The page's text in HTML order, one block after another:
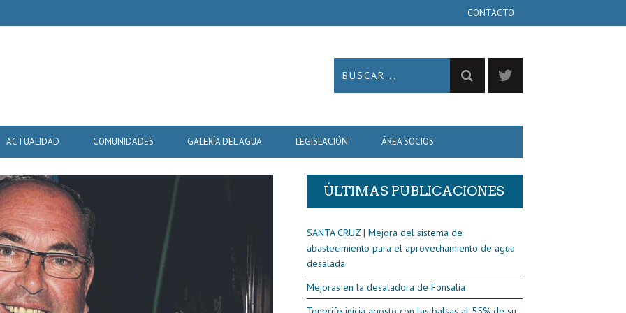
CONTACTO
ACTUALIDAD COMUNIDADES GALERÍA DEL AGUA LEGISLACIÓN ÁREA SOCIOS
ÚLTIMAS PUBLICACIONES
SANTA CRUZ | Mejora del sistema de
abastecimiento para el aprovechamiento de agua
desalada
Mejoras en la desaladora de Fonsalía